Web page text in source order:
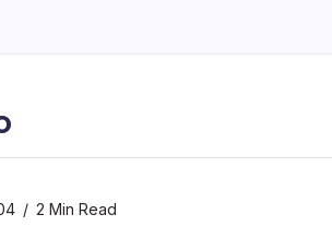
2 Min Read